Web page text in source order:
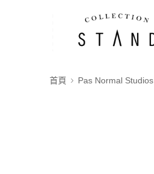
首頁 Pas Normal Studios